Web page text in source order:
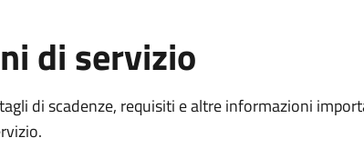
di servizio
di scadenze, requisiti e altre informazioni